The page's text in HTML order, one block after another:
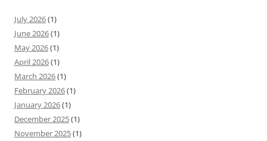
July 2026(1)
June 2026(1)
May 2026(1)
April 2026(1)
March 2026(1)
February 2026(1)
January 2026(1)
December 2025(1)
November 2025(1)